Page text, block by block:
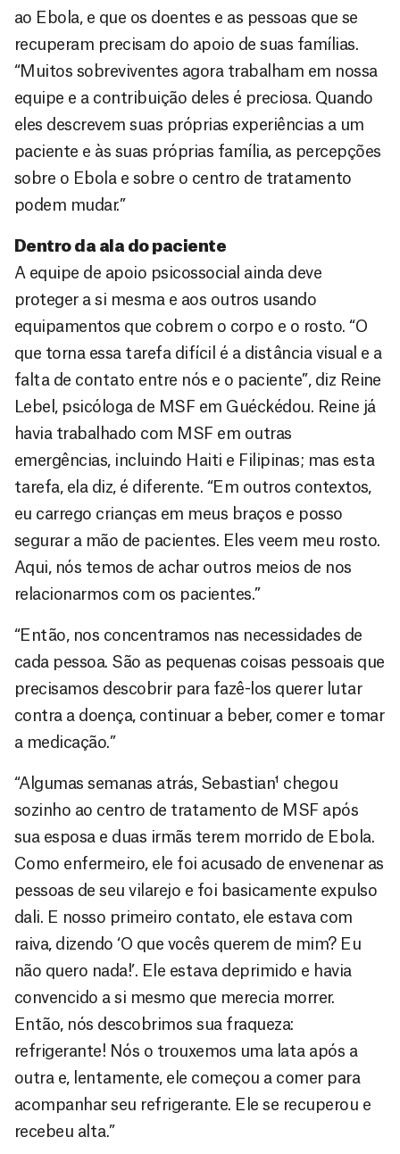
ao Ebola, e que os doentes e as pessoas que se
recuperam precisam do apoio de suas famílias.
“Muitos sobreviventes agora trabalham em nossa
equipe e a contribuição deles é preciosa. Quando
eles descrevem suas próprias experiências a um
paciente e às suas próprias família, as percepções
sobre o Ebola e sobre o centro de tratamento
podem mudar.”
Dentro da ala do paciente
A equipe de apoio psicossocial ainda deve
proteger a si mesma e aos outros usando
equipamentos que cobrem o corpo e o rosto. “O
que torna essa tarefa difícil é a distância visual e a
falta de contato entre nós e o paciente”, diz Reine
Lebel, psicóloga de MSF em Guéckédou. Reine já
havia trabalhado com MSF em outras
emergências, incluindo Haiti e Filipinas; mas esta
tarefa, ela diz, é diferente. “Em outros contextos,
eu carrego crianças em meus braços e posso
segurar a mão de pacientes. Eles veem meu rosto.
Aqui, nós temos de achar outros meios de nos
relacionarmos com os pacientes.”
“Então, nos concentramos nas necessidades de
cada pessoa. São as pequenas coisas pessoais que
precisamos descobrir para fazê-los querer lutar
contra a doença, continuar a beber, comer e tomar
a medicação.”
“Algumas semanas atrás, Sebastian¹ chegou
sozinho ao centro de tratamento de MSF após
sua esposa e duas irmãs terem morrido de Ebola.
Como enfermeiro, ele foi acusado de envenenar as
pessoas de seu vilarejo e foi basicamente expulso
dali. E nosso primeiro contato, ele estava com
raiva, dizendo ‘O que vocês querem de mim? Eu
não quero nada!’. Ele estava deprimido e havia
convencido a si mesmo que merecia morrer.
Então, nós descobrimos sua fraqueza:
refrigerante! Nós o trouxemos uma lata após a
outra e, lentamente, ele começou a comer para
acompanhar seu refrigerante. Ele se recuperou e
recebeu alta.”